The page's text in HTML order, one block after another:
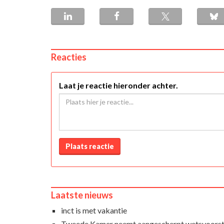
Reacties
Laat je reactie hieronder achter.
Plaats reactie
Laatste nieuws
inct is met vakantie